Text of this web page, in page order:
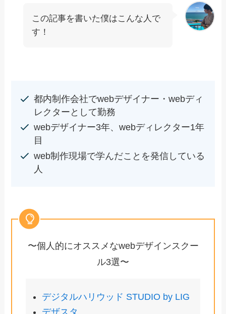
この記事を書いた僕はこんな人で
す！
都内制作会社でwebデザイナー・webディ
レクターとして勤務
webデザイナー3年、webディレクター1年
目
web制作現場で学んだことを発信している
人
〜個人的にオススメなwebデザインスクー
ル3選〜
デジタルハリウッド STUDIO by LIG